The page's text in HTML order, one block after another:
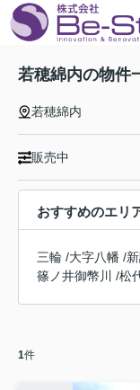
若穂綿内の物件
若穂綿内
販売中
おすすめのエリ
三輪 /大字八幡 /
篠ノ井御幣川
/松
1件